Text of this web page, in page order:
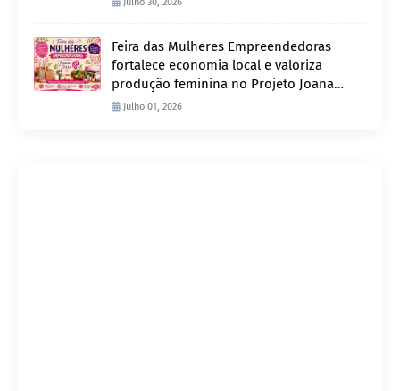
Feira das Mulheres Empreendedoras
fortalece economia local e valoriza
produção feminina no Projeto Joana
D’Arc
Julho 01, 2026